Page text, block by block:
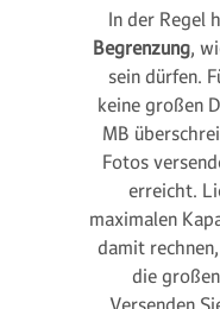
In der Regel
Begrenzung,
sein dürfen.
keine großen
MB
Fotos
erreicht.
maximalen
damit
die
Versenden